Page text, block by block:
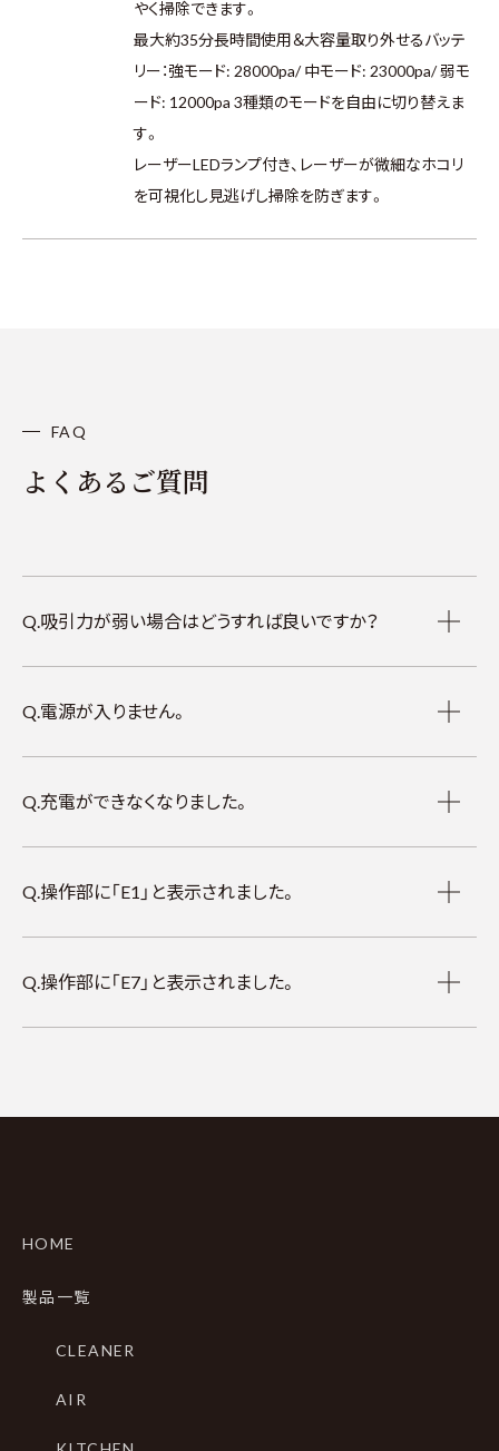
やく掃除できます。
最大約35分長時間使用＆大容量取り外せるバッテ
リー：強モード: 28000pa/ 中モード: 23000pa/ 弱モ
ード: 12000pa 3種類のモードを自由に切り替えま
す。
レーザーLEDランプ付き、レーザーが微細なホコリ
を可視化し見逃げし掃除を防ぎます。
FAQ
よくあるご質問
Q.吸引力が弱い場合はどうすれば良いですか？
Q.電源が入りません。
Q.充電ができなくなりました。
Q.操作部に「E1」と表示されました。
Q.操作部に「E7」と表示されました。
HOME
製品一覧
CLEANER
AIR